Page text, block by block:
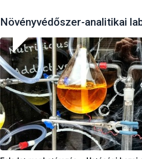
Növényvédőszer-analitikai